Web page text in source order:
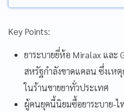
Key Points:
ยาระบายยี่ห้อ Miralax และ
สหรัฐกำลังขาดแคลน ซึ่งเห
ในร้านขายยาทั่วประเทศ
ผู้คนยุคนี้นิยมซื้อยาระบาย-ไ